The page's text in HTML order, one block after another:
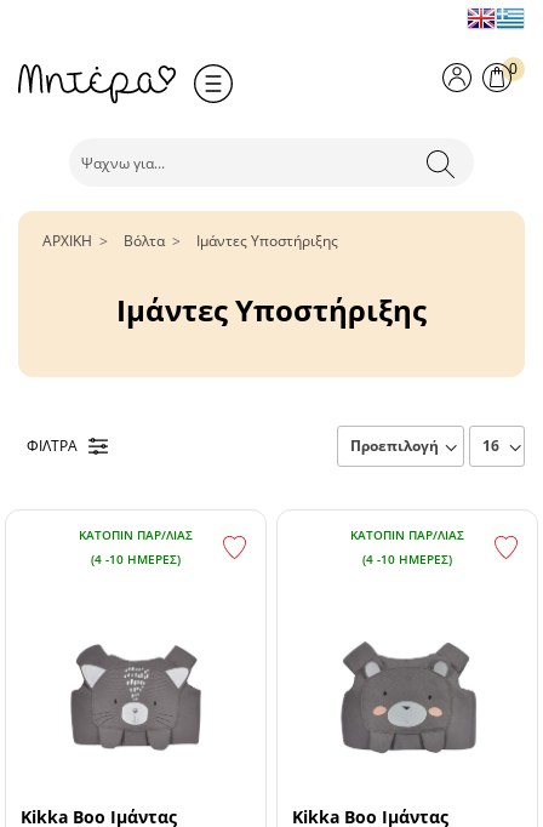
0
ΑΡΧΙΚΗ Βόλτα Ιμάντες Υποστήριξης
Ιμάντες Υποστήριξης
ΦΙΛΤΡΑ
ΚΑΤΌΠΙΝ ΠΑΡ/ΛΊΑΣ
(4 -10 ΗΜΈΡΕΣ)
Kikka Boo Ιμάντας
ΚΑΤΌΠΙΝ ΠΑΡ/ΛΊΑΣ
(4 -10 ΗΜΈΡΕΣ)
Kikka Boo Ιμάντας